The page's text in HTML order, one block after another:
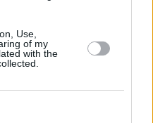
Use,
of my
with the